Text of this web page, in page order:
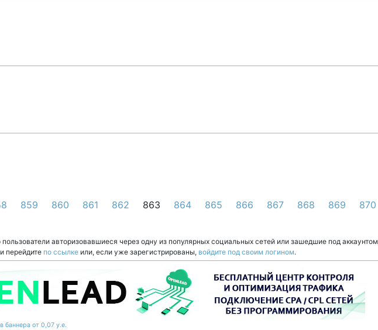
859 860 861 862 863 864 865 866 867 868 869 870
авторизовавшиеся через одну из популярных социальных сетей или зашедшие под аккаунтом
перейдите по ссылке или, если уже зарегистрированы, войдите под своим логином.
баннера от 0,07 у.е.